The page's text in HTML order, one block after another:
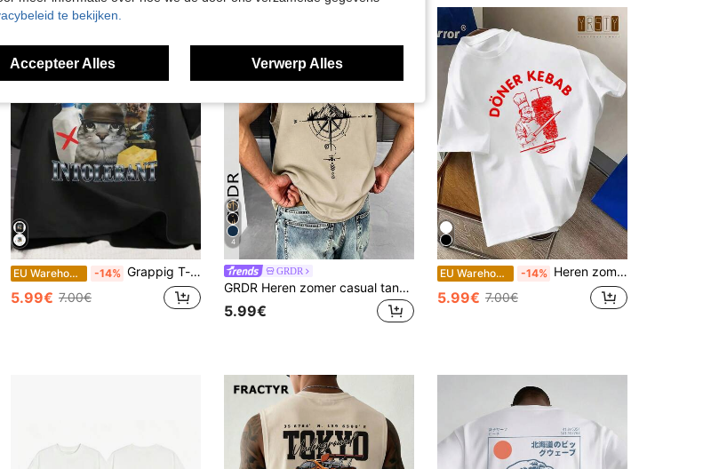
EU Warehouse -14% Grappig T-shirt met een kat die lactose-intolerant is - Retro T-shirt met een lactose-intolerant ontwerp, tekst en afbeelding van lactosevrije melk, zomeroutfit voor heren.
5.99€ 7.00€
4
GRDR
GRDR Heren zomer casual tanktop met kompas- en bergprint en ronde hals
5.99€
EU Warehouse -14% Heren zomer T-shirt met korte mouwen en grafische print - Leuk döner kebab design, zacht, ronde hals, perfect voor buitenfestivals en foodevenementen.
5.99€ 7.00€
te bekijken.
Accepteer Alles Verwerp Alles